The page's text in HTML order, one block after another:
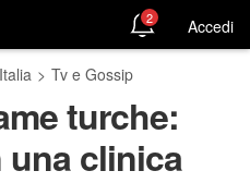
2 Accedi
> Tv e Gossip
turche:
clinica